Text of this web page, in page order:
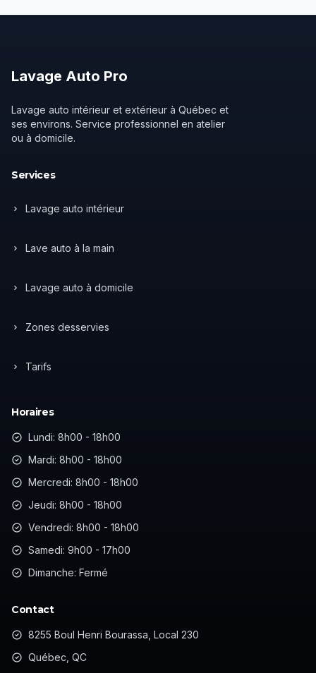
Lavage Auto Pro
Lavage auto intérieur et extérieur à Québec et
ses environs. Service professionnel en atelier
ou à domicile.
Services
Lavage auto intérieur
Lave auto à la main
Lavage auto à domicile
Zones desservies
Tarifs
Horaires
Lundi: 8h00 - 18h00
Mardi: 8h00 - 18h00
Mercredi: 8h00 - 18h00
Jeudi: 8h00 - 18h00
Vendredi: 8h00 - 18h00
Samedi: 9h00 - 17h00
Dimanche: Fermé
Contact
8255 Boul Henri Bourassa, Local 230
Québec, QC